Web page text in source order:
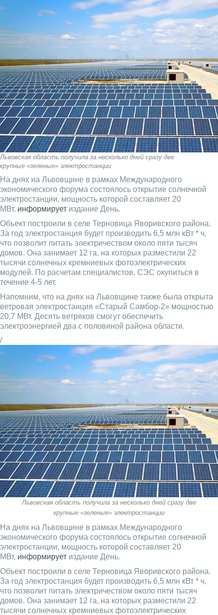
Львовская область получила за несколько дней сразу две
крупные «зеленые» электростанции
На днях на Львовщине в рамках Международного
экономического форума состоялось открытие солнечной
электростанции, мощность которой составляет 20
МВт, информирует издание День.
Объект ​​построили в селе Терновица Яворивского района.
За год электростанция будет производить 6,5 млн кВт * ч,
что позволит питать электричеством около пяти тысяч
домов. Она занимает 12 га, на которых разместили 22
тысячи солнечных кремниевых фотоэлектрических
модулей. По расчетам специалистов, СЭС окупиться в
течение 4-5 лет.
Напомним, что на днях на Львовщине также была открыта
ветровая электростанция ​​«Старый Самбор-2» мощностью
20,7 МВт. Десять ветряков смогут обеспечить
электроэнергией два с половиной района области.
/
Львовская область получила за несколько дней сразу две
крупные «зеленые» электростанции
На днях на Львовщине в рамках Международного
экономического форума состоялось открытие солнечной
электростанции, мощность которой составляет 20
МВт, информирует издание День.
Объект ​​построили в селе Терновица Яворивского района.
За год электростанция будет производить 6,5 млн кВт * ч,
что позволит питать электричеством около пяти тысяч
домов. Она занимает 12 га, на которых разместили 22
тысячи солнечных кремниевых фотоэлектрических